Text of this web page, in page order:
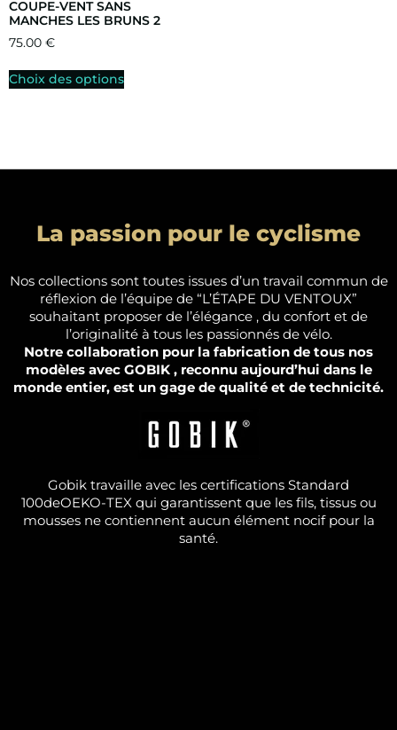
COUPE-VENT SANS
MANCHES LES BRUNS 2
75.00 €
Choix des options
La passion pour le cyclisme
Nos collections sont toutes issues d’un travail commun de
réflexion de l’équipe de “L’ÉTAPE DU VENTOUX”
souhaitant proposer de l’élégance , du confort et de
l’originalité à tous les passionnés de vélo.
Notre collaboration pour la fabrication de tous nos
modèles avec GOBIK , reconnu aujourd’hui dans le
monde entier, est un gage de qualité et de technicité.
Gobik travaille avec les certifications Standard
100deOEKO-TEX qui garantissent que les fils, tissus ou
mousses ne contiennent aucun élément nocif pour la
santé.